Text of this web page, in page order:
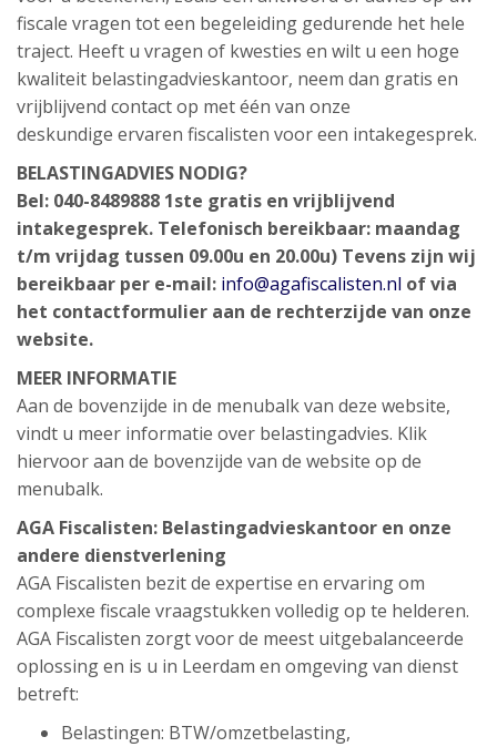
fiscale vragen tot een begeleiding gedurende het hele
traject. Heeft u vragen of kwesties en wilt u een hoge
kwaliteit belastingadvieskantoor, neem dan gratis en
vrijblijvend contact op met één van onze
deskundige ervaren fiscalisten voor een intakegesprek.
BELASTINGADVIES NODIG?
Bel: 040-8489888 1ste gratis en vrijblijvend
intakegesprek. Telefonisch bereikbaar: maandag
t/m vrijdag tussen 09.00u en 20.00u) Tevens zijn wij
bereikbaar per e-mail: info@agafiscalisten.nl of via
het contactformulier aan de rechterzijde van onze
website.
MEER INFORMATIE
Aan de bovenzijde in de menubalk van deze website,
vindt u meer informatie over belastingadvies. Klik
hiervoor aan de bovenzijde van de website op de
menubalk.
AGA Fiscalisten: Belastingadvieskantoor en onze
andere dienstverlening
AGA Fiscalisten bezit de expertise en ervaring om
complexe fiscale vraagstukken volledig op te helderen.
AGA Fiscalisten zorgt voor de meest uitgebalanceerde
oplossing en is u in Leerdam en omgeving van dienst
betreft:
Belastingen: BTW/omzetbelasting,